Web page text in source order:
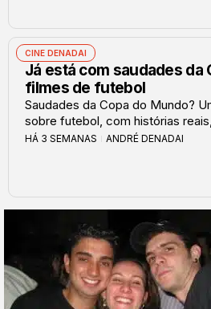
CINE DENADAI
Já está com saudades da
filmes de futebol
Saudades da Copa do Mundo?
sobre futebol, com histórias
HÁ 3 SEMANAS ANDRÉ DENADAI